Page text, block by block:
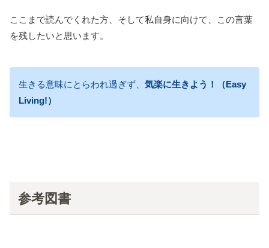
ここまで読んでくれた方、そして私自身に向けて、この言葉
を残したいと思います。
生きる意味にとらわれ過ぎず、 気楽に生きよう！（Easy
Living!）
参考図書